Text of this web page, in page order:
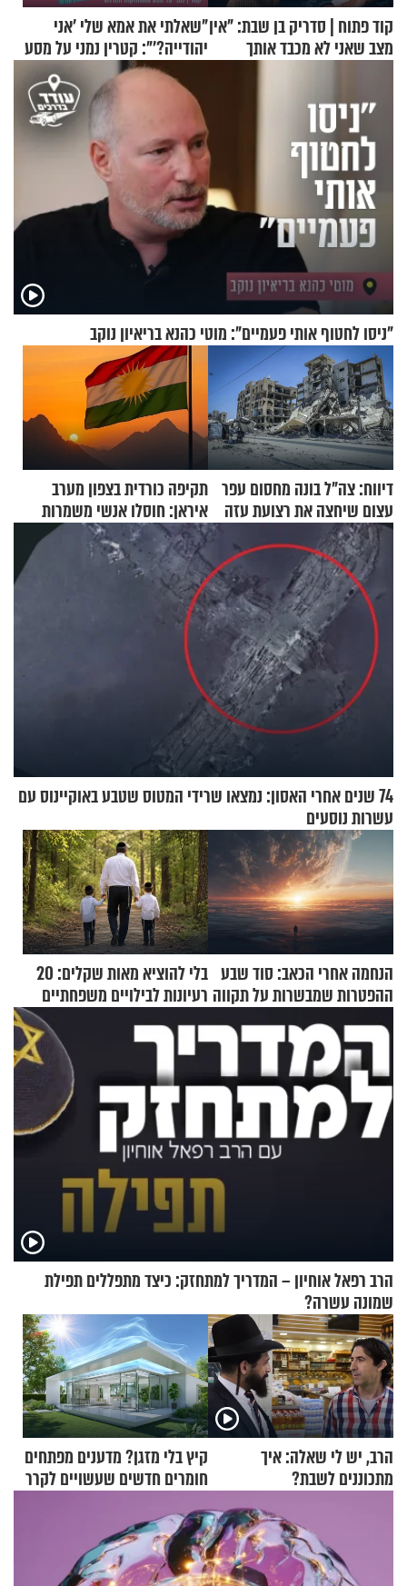
קוד פתוח | סדריק בן שבת: "אין
מצב שאני לא מכבד אותך
"שאלתי את אמא שלי 'אני
יהודייה?'": קטרין נמני על מסע
ההתחזקות המרגש
"ניסו לחטוף אותי פעמיים": מוטי כהנא בריאיון נוקב
דיווח: צה"ל בונה מחסום עפר
עצום שיחצה את רצועת עזה
לשניים
תקיפה כורדית בצפון מערב
איראן: חוסלו אנשי משמרות
המהפכה
74 שנים אחרי האסון: נמצאו שרידי המטוס שטבע באוקיינוס עם
עשרות נוסעים
הנחמה אחרי הכאב: סוד שבע
ההפטרות שמבשרות על תקווה
בלי להוציא מאות שקלים: 20
רעיונות לבילויים משפחתיים
הרב רפאל אוחיון – המדריך למתחזק: כיצד מתפללים תפילת
שמונה עשרה?
הרב, יש לי שאלה: איך
מתכוננים לשבת?
קיץ בלי מזגן? מדענים מפתחים
חומרים חדשים שעשויים לקרר